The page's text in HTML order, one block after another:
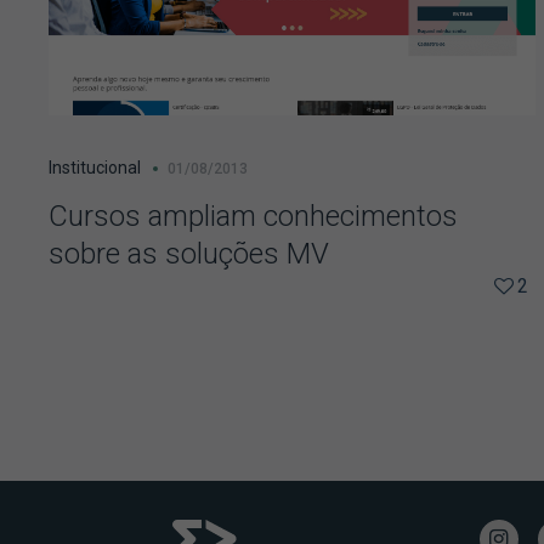
Institucional 01/08/2013
Cursos ampliam conhecimentos
sobre as soluções MV
2